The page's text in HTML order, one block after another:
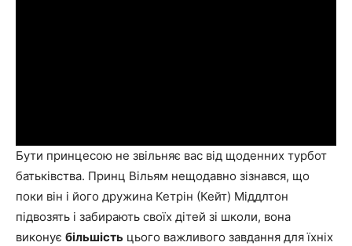
Бути принцесою не звільняє вас від щоденних турбот
батьківства. Принц Вільям нещодавно зізнався, що
поки він і його дружина Кетрін (Кейт) Міддлтон
підвозять і забирають своїх дітей зі школи, вона
виконує більшість цього важливого завдання для їхніх